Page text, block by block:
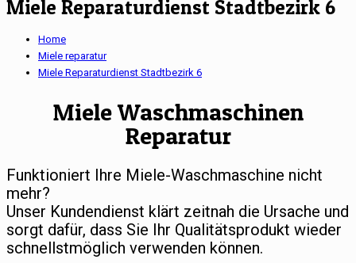
Miele Reparaturdienst Stadtbezirk 6
Home
Miele reparatur
Miele Reparaturdienst Stadtbezirk 6
Miele Waschmaschinen
Reparatur
Funktioniert Ihre Miele-Waschmaschine nicht
mehr?
Unser Kundendienst klärt zeitnah die Ursache und
sorgt dafür, dass Sie Ihr Qualitätsprodukt wieder
schnellstmöglich verwenden können.